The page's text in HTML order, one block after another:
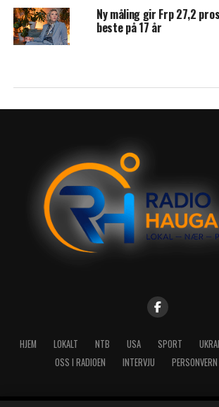
Ny måling gir Frp 27,2
beste på 17 år
HJEM LOKALT NTB USA SPORT
OSS I RADIOEN
INTERVJU PERSONVERN